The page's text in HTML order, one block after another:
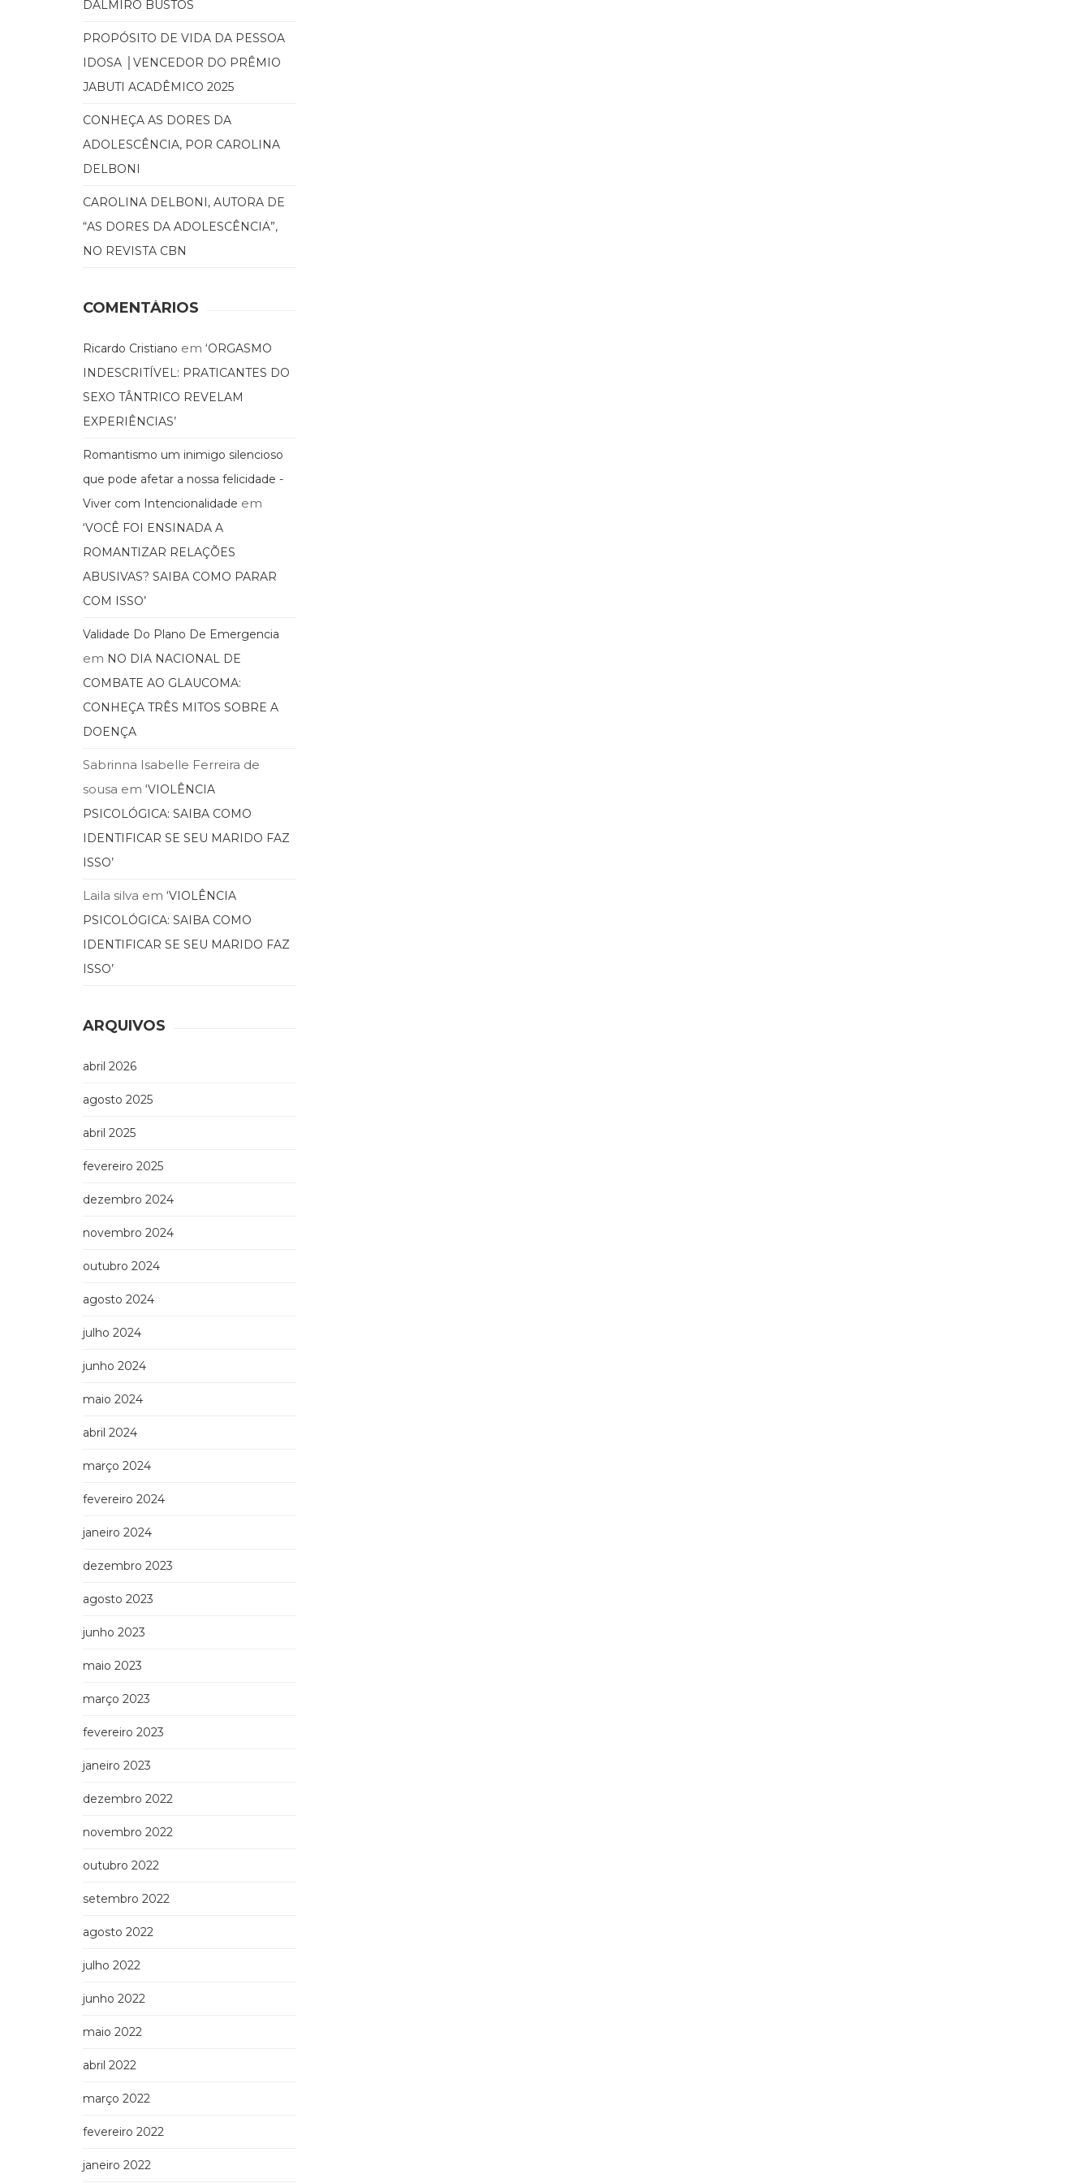
DALMIRO BUSTOS
PROPÓSITO DE VIDA DA PESSOA
IDOSA │VENCEDOR DO PRÊMIO
JABUTI ACADÊMICO 2025
CONHEÇA AS DORES DA
ADOLESCÊNCIA, POR CAROLINA
DELBONI
CAROLINA DELBONI, AUTORA DE
“AS DORES DA ADOLESCÊNCIA”,
NO REVISTA CBN
COMENTÁRIOS
Ricardo Cristiano em ‘ORGASMO
INDESCRITÍVEL: PRATICANTES DO
SEXO TÂNTRICO REVELAM
EXPERIÊNCIAS’
Romantismo um inimigo silencioso
que pode afetar a nossa felicidade -
Viver com Intencionalidade em
‘VOCÊ FOI ENSINADA A
ROMANTIZAR RELAÇÕES
ABUSIVAS? SAIBA COMO PARAR
COM ISSO’
Validade Do Plano De Emergencia
em NO DIA NACIONAL DE
COMBATE AO GLAUCOMA:
CONHEÇA TRÊS MITOS SOBRE A
DOENÇA
Sabrinna Isabelle Ferreira de
sousa em ‘VIOLÊNCIA
PSICOLÓGICA: SAIBA COMO
IDENTIFICAR SE SEU MARIDO FAZ
ISSO’
Laila silva em ‘VIOLÊNCIA
PSICOLÓGICA: SAIBA COMO
IDENTIFICAR SE SEU MARIDO FAZ
ISSO’
ARQUIVOS
abril 2026
agosto 2025
abril 2025
fevereiro 2025
dezembro 2024
novembro 2024
outubro 2024
agosto 2024
julho 2024
junho 2024
maio 2024
abril 2024
março 2024
fevereiro 2024
janeiro 2024
dezembro 2023
agosto 2023
junho 2023
maio 2023
março 2023
fevereiro 2023
janeiro 2023
dezembro 2022
novembro 2022
outubro 2022
setembro 2022
agosto 2022
julho 2022
junho 2022
maio 2022
abril 2022
março 2022
fevereiro 2022
janeiro 2022